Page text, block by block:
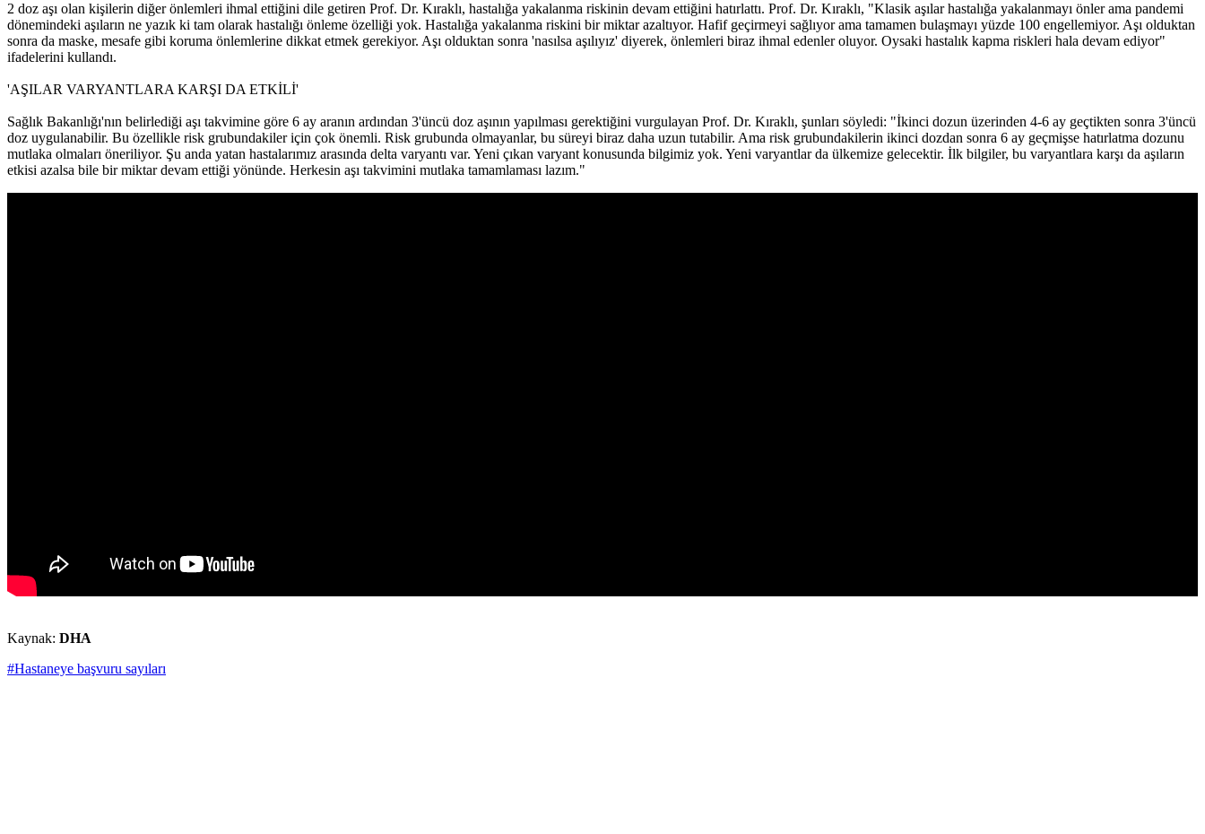
2 doz aşı olan kişilerin diğer önlemleri ihmal ettiğini dile getiren Prof. Dr. Kıraklı, hastalığa yakalanma riskinin devam ettiğini hatırlattı. Prof. Dr. Kıraklı, "Klasik aşılar hastalığa yakalanmayı önler ama pandemi
dönemindeki aşıların ne yazık ki tam olarak hastalığı önleme özelliği yok. Hastalığa yakalanma riskini bir miktar azaltıyor. Hafif geçirmeyi sağlıyor ama tamamen bulaşmayı yüzde 100 engellemiyor. Aşı olduktan
sonra da maske, mesafe gibi koruma önlemlerine dikkat etmek gerekiyor. Aşı olduktan sonra 'nasılsa aşılıyız' diyerek, önlemleri biraz ihmal edenler oluyor. Oysaki hastalık kapma riskleri hala devam ediyor"
ifadelerini kullandı.
'AŞILAR VARYANTLARA KARŞI DA ETKİLİ'
Sağlık Bakanlığı'nın belirlediği aşı takvimine göre 6 ay aranın ardından 3'üncü doz aşının yapılması gerektiğini vurgulayan Prof. Dr. Kıraklı, şunları söyledi: "İkinci dozun üzerinden 4-6 ay geçtikten sonra 3'üncü
doz uygulanabilir. Bu özellikle risk grubundakiler için çok önemli. Risk grubunda olmayanlar, bu süreyi biraz daha uzun tutabilir. Ama risk grubundakilerin ikinci dozdan sonra 6 ay geçmişse hatırlatma dozunu
mutlaka olmaları öneriliyor. Şu anda yatan hastalarımız arasında delta varyantı var. Yeni çıkan varyant konusunda bilgimiz yok. Yeni varyantlar da ülkemize gelecektir. İlk bilgiler, bu varyantlara karşı da aşıların
etkisi azalsa bile bir miktar devam ettiği yönünde. Herkesin aşı takvimini mutlaka tamamlaması lazım."
Kaynak: DHA
#Hastaneye başvuru sayıları